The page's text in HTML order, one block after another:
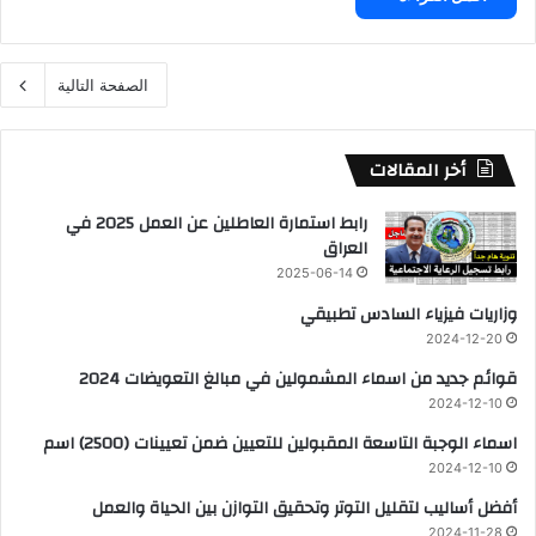
الصفحة التالية
أخر المقالات
رابط استمارة العاطلين عن العمل 2025 في
العراق
2025-06-14
وزاريات فيزياء السادس تطبيقي
2024-12-20
قوائم جديد من اسماء المشمولين في مبالغ التعويضات 2024
2024-12-10
اسماء الوجبة التاسعة المقبولين للتعيين ضمن تعيينات (2500) اسم
2024-12-10
أفضل أساليب لتقليل التوتر وتحقيق التوازن بين الحياة والعمل
2024-11-28